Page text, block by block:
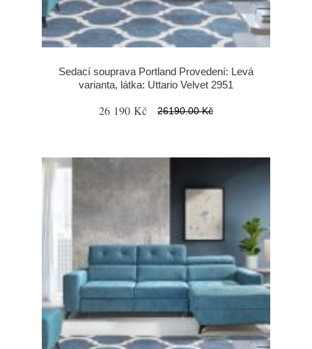
Sedací souprava Portland Provedení: Levá
varianta, látka: Uttario Velvet 2951
26 190 Kč 26190.00 Kč